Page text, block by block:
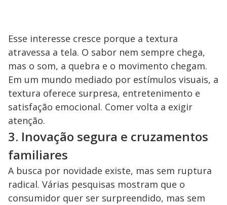
Esse interesse cresce porque a textura
atravessa a tela. O sabor nem sempre chega,
mas o som, a quebra e o movimento chegam.
Em um mundo mediado por estímulos visuais, a
textura oferece surpresa, entretenimento e
satisfação emocional. Comer volta a exigir
atenção.
3. Inovação segura e cruzamentos
familiares
A busca por novidade existe, mas sem ruptura
radical. Várias pesquisas mostram que o
consumidor quer ser surpreendido, mas sem